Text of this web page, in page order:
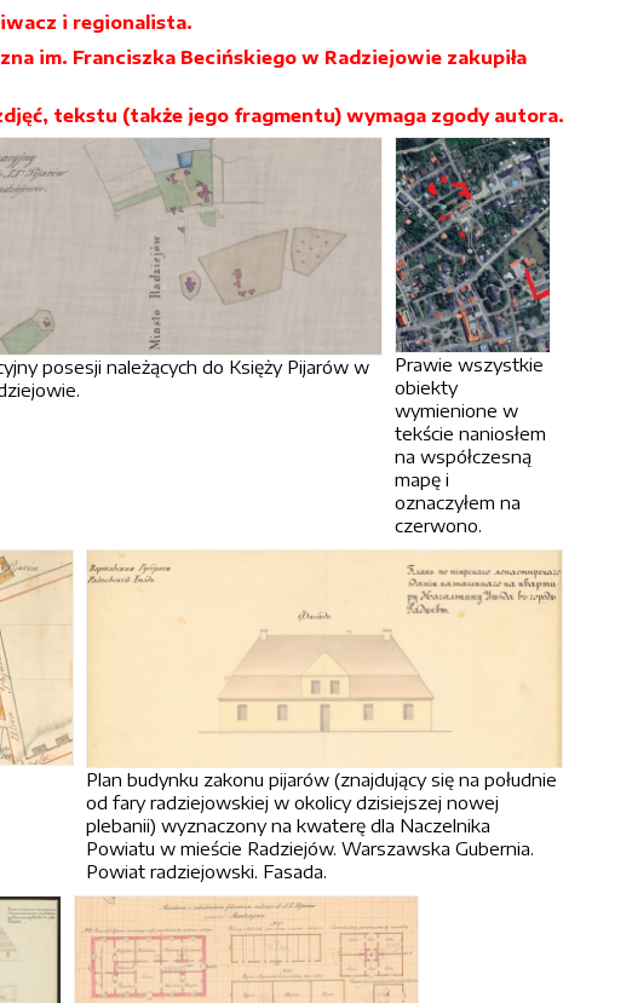
i regionalista.
im. Franciszka Becińskiego w Radziejowie zakupiła
tekstu (także jego fragmentu) wymaga zgody autora.
posesji należących do Księży Pijarów w
Prawie wszystkie
obiekty
wymienione w
tekście naniosłem
na współczesną
mapę i
oznaczyłem na
czerwono.
Plan budynku zakonu pijarów (znajdujący się na południe
od fary radziejowskiej w okolicy dzisiejszej nowej
plebanii) wyznaczony na kwaterę dla Naczelnika
Powiatu w mieście Radziejów. Warszawska Gubernia.
Powiat radziejowski. Fasada.